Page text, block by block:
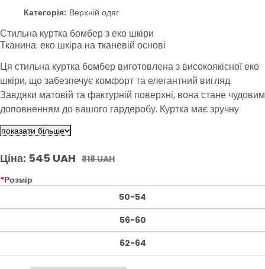
Категорія: Верхній одяг
Стильна куртка бомбер з еко шкіри
Тканина: еко шкіра на тканевій основі
Ця стильна куртка бомбер виготовлена з високоякісної еко
шкіри, що забезпечує комфорт та елегантний вигляд.
Завдяки матовій та фактурній поверхні, вона стане чудовим
доповненням до вашого гардеробу. Куртка має зручну
куліску по низу, що дозволяє регулювати об'єм. Ідеальний
вибір для тих, хто цінує стиль та якість.
показати більше
Ціна: 545 UAH 818 UAH
*Розмір
50-54
56-60
62-64